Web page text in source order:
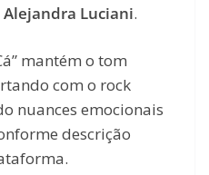
Alejandra Luciani.
mantém o tom
com o rock
nuances emocionais
descrição